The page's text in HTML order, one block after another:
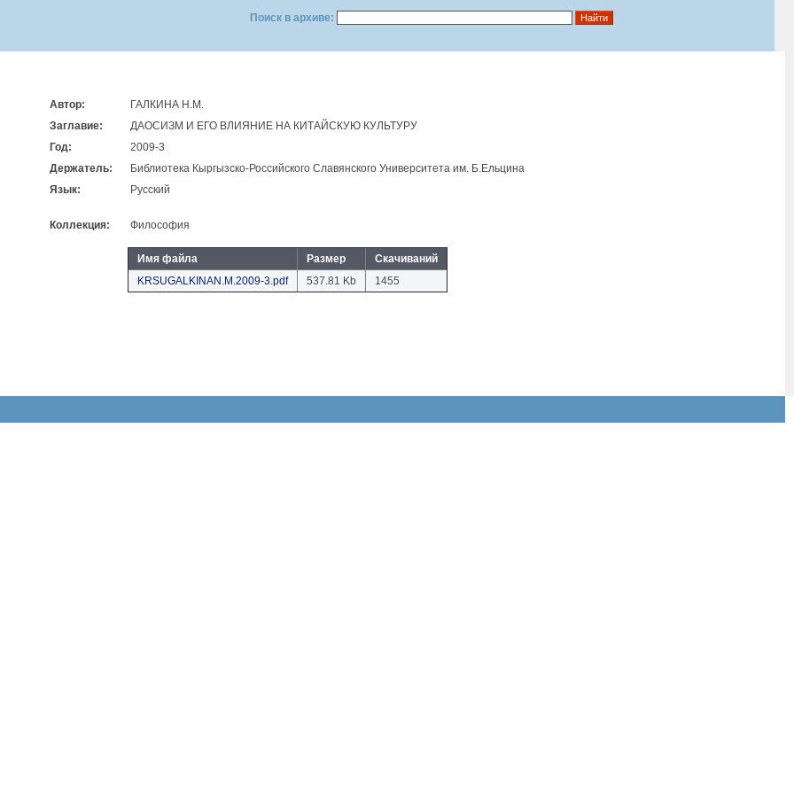
Поиск в архиве:
Автор:
ГАЛКИНА Н.М.
Заглавие:
ДАОСИЗМ И ЕГО ВЛИЯНИЕ НА КИТАЙСКУЮ КУЛЬТУРУ
Год:
2009-3
Держатель:
Библиотека Кыргызско-Российского Славянского Университета им. Б.Eльцина
Язык:
Русский
Коллекция: Философия
Имя файла Размер
Скачиваний
KRSUGALKINAN.M.2009-3.pdf
537.81 Kb 1455